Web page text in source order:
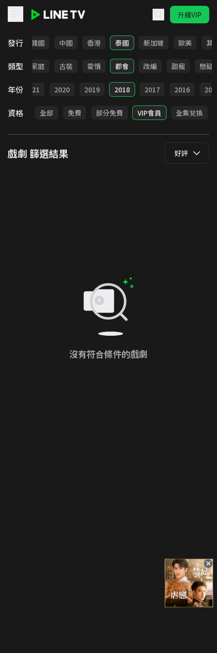
升級VIP
發行
日本 韓國 中國 香港 泰國 新加坡 歐美 其
類型
校園 家庭 古裝 愛情 都會 改編 甜寵 懸疑
年份 2021 2020 2019 2018 2017 2016
資格 全部 免費 部分免費 VIP會員 全集兌換
戲劇 篩選結果 好評
沒有符合條件的戲劇